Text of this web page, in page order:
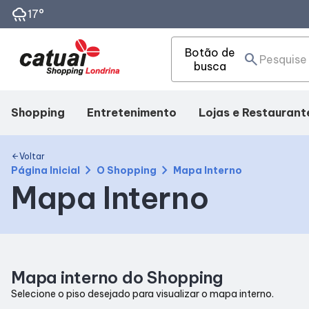
rainy17°
Botão de
busca
search
Shopping
Mapa Interno
Facilidades
Como Chegar
Horários
Entretenimento
Eventos
Fique por Dentro
Lojas e
Alimentação
arrow_backVoltar
Página Inicial chevron_right O Shopping chevron_right Mapa Interno
Mapa Interno
Mapa interno do Shopping
Selecione o piso desejado para visualizar o mapa interno.